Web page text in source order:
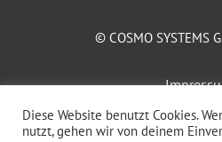
© COSMO SYSTEMS
AGB
Diese Website benutzt Cookies.
nutzt, gehen wir von deinem